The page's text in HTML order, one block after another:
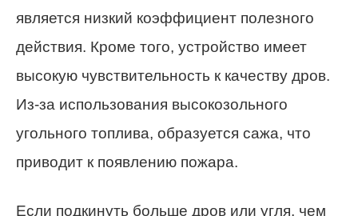
является низкий коэффициент полезного
действия. Кроме того, устройство имеет
высокую чувствительность к качеству дров.
Из-за использования высокозольного
угольного топлива, образуется сажа, что
приводит к появлению пожара.
Если подкинуть больше дров или угля, чем